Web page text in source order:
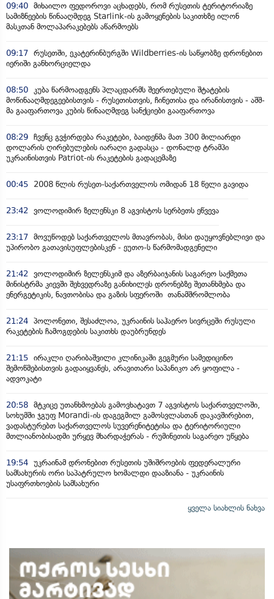
09:40 მიხაილო ფედოროვი აცხადებს, რომ რუსეთის ტერიტორიაზე
სამიზნეების წინააღმდეგ Starlink-ის გამოყენების საკითხზე ილონ
მასკთან მოლაპარაკებებს აწარმოებს
09:17 რუსეთში, ეკატერინბურგში Wildberries-ის საწყობზე დრონებით
იერიში განხორციელდა
08:50
კუბა წარმოადგენს პლაცდარმს შეერთებული შტატების
მოწინააღმდეგეებისთვის - რუსეთისთვის, ჩინეთისა და ირანისთვის - აშშ-
მა გააფართოვა კუბის წინააღმდეგ სანქციები გააფართოვა
08:29 ჩვენც გვჭირდება რაკეტები, ბაიდენმა მათ 300 მილიარდი
დოლარის ღირებულების იარაღი გადასცა - დონალდ ტრამპი
უკრაინისთვის Patriot-ის რაკეტების გადაცემაზე
00:45 2008 წლის რუსეთ-საქართველოს ომიდან 18 წელი გავიდა
23:42 ვოლოდიმირ ზელენსკი 8 აგვისტოს სერბეთს ეწვევა
23:17 მოვუწოდებ საქართველოს მთავრობას, მისი დაუყოვნებლივი და
უპირობო გათავისუფლებისკენ - ეუთო-ს წარმომადგენელი
21:42
ვოლოდიმირ ზელენსკიმ და აზერბაიჯანის საგარეო საქმეთა
მინისტრმა კიევში შეხვედრაზე განიხილეს დრონებზე შეთანხმება და
ენერგეტიკის, ნავთობისა და გაზის სფეროში თანამშრომლობა
21:24 პოლონეთი, შესაძლოა, უკრაინის საჰაერო სივრცეში რუსული
რაკეტების ჩამოგდების საკითხს დაუბრუნდეს
21:15 ირაკლი ღარიბაშვილი კლინიკაში გეგმური სამედიცინო
შემოწმებისთვის გადაიყვანეს, არავითარი საპანიკო არ ყოფილა -
ადვოკატი
20:58 მტკიცე უთანხმოებას გამოვხატავთ 7 აგვისტოს საქართველოში,
სოხუმში ჯგუფ Morandi-ის დაგეგმილ გამოსვლასთან დაკავშირებით,
ვადასტურებთ საქართველოს სუვერენიტეტისა და ტერიტორიული
მთლიანობისადმი ურყევ მხარდაჭერას - რუმინეთის საგარეო უწყება
19:54 უკრაინამ დრონებით რუსეთის უშიშროების ფედერალური
სამსახურის ორი საპატრულო ხომალდი დააზიანა - უკრაინის
უსაფრთხოების სამსახური
ყველა სიახლის ნახვა